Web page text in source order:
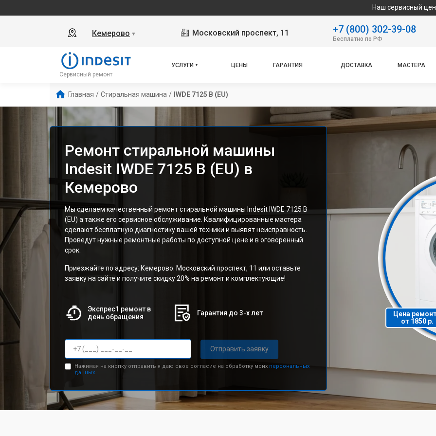
Наш сервисный центр
Кемерово ▼ Московский проспект, 11 +7 (800) 302-39-08
Бесплатно по РФ
Сервисный ремонт
УСЛУГИ ЦЕНЫ ГАРАНТИЯ ДОСТАВКА МАСТЕРА
Главная / Стиральная машина / IWDE 7125 B (EU)
Ремонт стиральной машины
Indesit IWDE 7125 B (EU) в
Кемерово
Мы сделаем качественный ремонт стиральной машины Indesit IWDE 7125 B
(EU) а также его сервисное обслуживание. Квалифицированные мастера
сделают бесплатную диагностику вашей техники и выявят неисправность.
Проведут нужные ремонтные работы по доступной цене и в оговоренный
срок.
Приезжайте по адресу: Кемерово: Московский проспект, 11 или оставьте
заявку на сайте и получите скидку 20% на ремонт и комплектующие!
Экспрес1 ремонт в
день обращения
Гарантия до 3-х лет
Отправить заявку
Нажимая на кнопку отправить я даю свое согласие на обработку моих персональных
данных.
Цена
от 1850 р.